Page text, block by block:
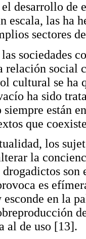
desarrollo de
escala, las ha
sectores
sociedades
relación social
cultural se ha
ha sido
están
que
los
la
son
es
en la
al de uso [13].